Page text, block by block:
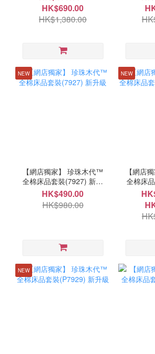
HK$690.00
HK$1,380.00
NEW
【網店獨家】 珍珠木代™
全棉床品套裝(7927) 新升
級
HK$490.00
HK$980.00
NEW
【網店
全棉床
NEW